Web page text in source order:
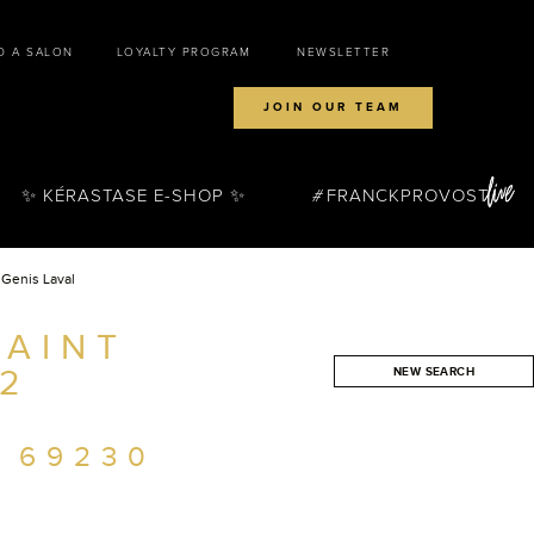
Laval
69230
NEW SEARCH
A SALON LOYALTY PROGRAM NEWSLETTER
JOIN OUR TEAM
✨ KÉRASTASE E-SHOP ✨ FRANCKPROVOST